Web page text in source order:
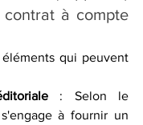
à compte
qui peuvent
: Selon le
à fournir un